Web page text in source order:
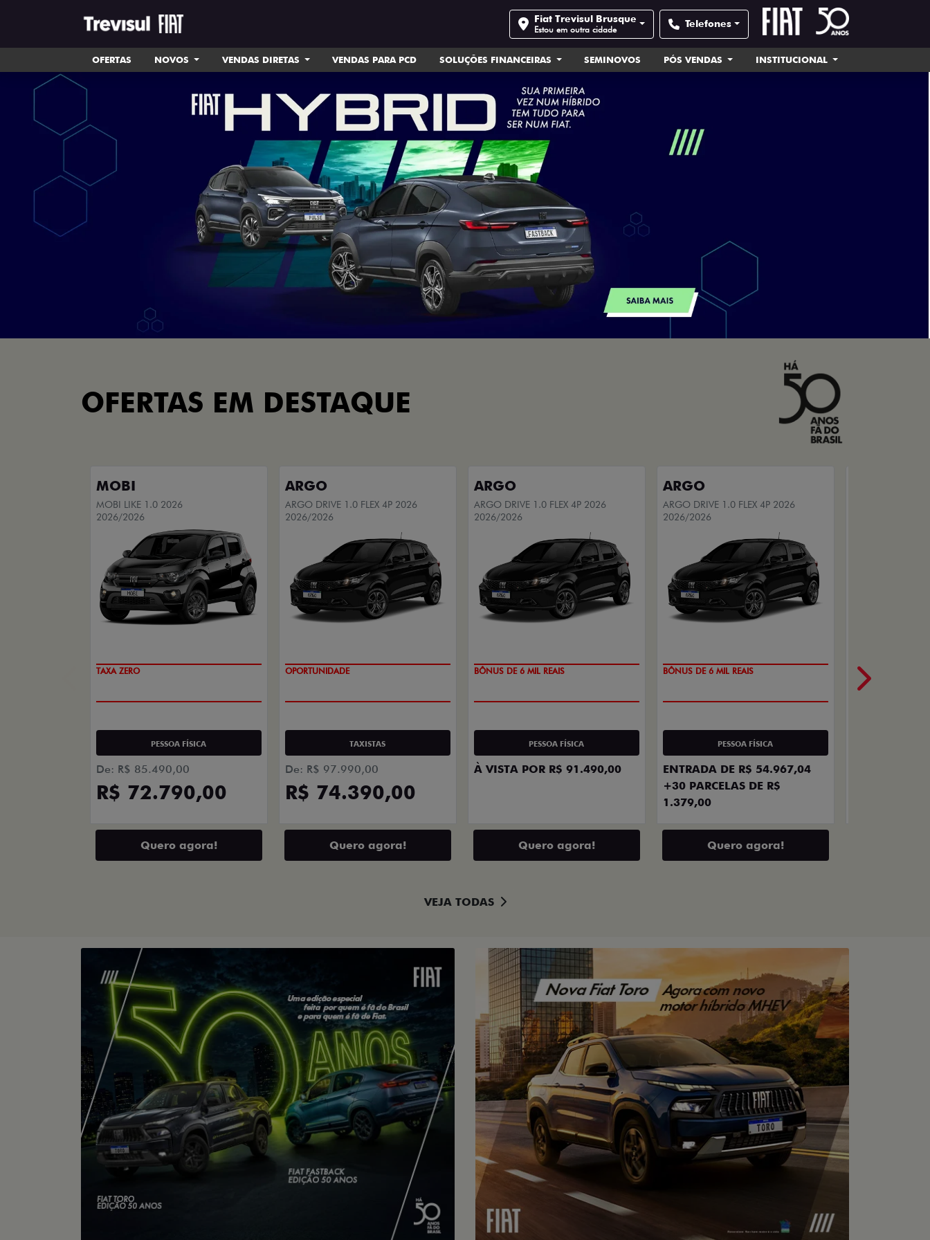
Fiat Trevisul Brusque
Estou em outra cidade Telefones
OFERTAS NOVOS VENDAS DIRETAS VENDAS PARA PCD SOLUÇÕES FINANCEIRAS SEMINOVOS PÓS VENDAS INSTITUCIONAL
OFERTAS EM DESTAQUE
MOBI
MOBI LIKE 1.0 2026
2026/2026
PREÇO IMPERDÍVEL
PESSOA FÍSICA
De: R$ 85.490,00
R$ 72.790,00
Quero agora!
ARGO
ARGO DRIVE 1.0 FLEX 4P 2026
2026/2026
OPORTUNIDADE
TAXISTAS
De: R$ 97.990,00
R$ 74.390,00
Quero agora!
ARGO
ARGO DRIVE 1.0 FLEX 4P 2026
2026/2026
TAXA ZERO
PESSOA FÍSICA
À VISTA POR R$ 91.490,00
Quero agora!
ARGO
ARGO DRIVE 1.0 FLEX 4P 2026
2026/2026
TAXA ZERO
PESSOA FÍSICA
ENTRADA DE R$ 54.967,04
+30 PARCELAS DE R$
1.379,00
Quero agora!
VEJA TODAS